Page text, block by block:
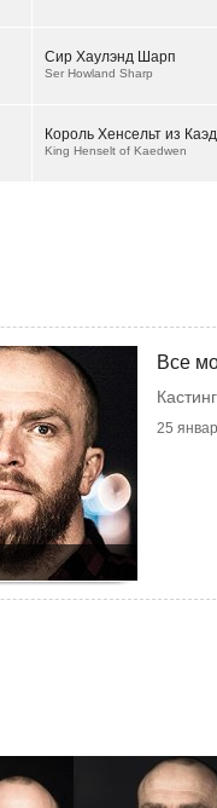
Сир Хаулэнд Шарп
Ser Howland Sharp
Король Хенсельт из
King Henselt of Kaedwen
Все
25